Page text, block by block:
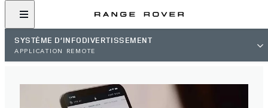
SYSTÈME D’INFODIVERTISSEMENT
APPLICATION REMOTE